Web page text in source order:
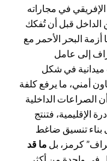
في مجاراته
الداخل قبل أن تُفكك
البحر الأحمر مع
إلى عامل
ميدانية في شكل
أمني، ما يرفع كلفة
الصراعات الداخلية
الإقليمية، فتنتج
بناء تنسيق ضاغط
كرمز، بل ما قد